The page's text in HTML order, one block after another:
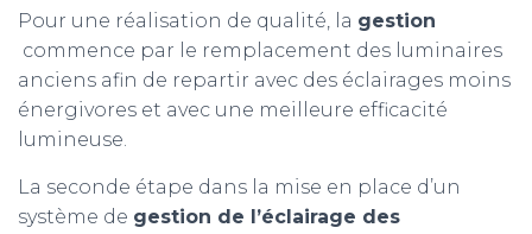
Pour une réalisation de qualité, la gestion
commence par le remplacement des luminaires
anciens afin de repartir avec des éclairages moins
énergivores et avec une meilleure efficacité
lumineuse.
La seconde étape dans la mise en place d’un
système de gestion de l’éclairage des